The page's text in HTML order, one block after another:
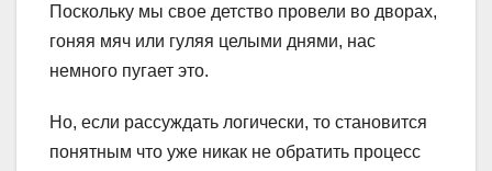
Поскольку мы свое детство провели во дворах,
гоняя мяч или гуляя целыми днями, нас
немного пугает это.
Но, если рассуждать логически, то становится
понятным что уже никак не обратить процесс